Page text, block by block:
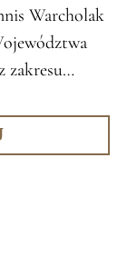
Warcholak
zakresu…